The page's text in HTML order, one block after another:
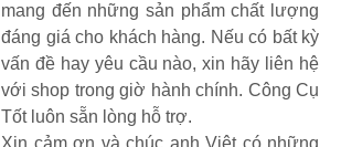
mang đến những sản phẩm chất lượng
đáng giá cho khách hàng. Nếu có bất kỳ
vấn đề hay yêu cầu nào, xin hãy liên hệ
với shop trong giờ hành chính. Công Cụ
Tốt luôn sẵn lòng hỗ trợ.